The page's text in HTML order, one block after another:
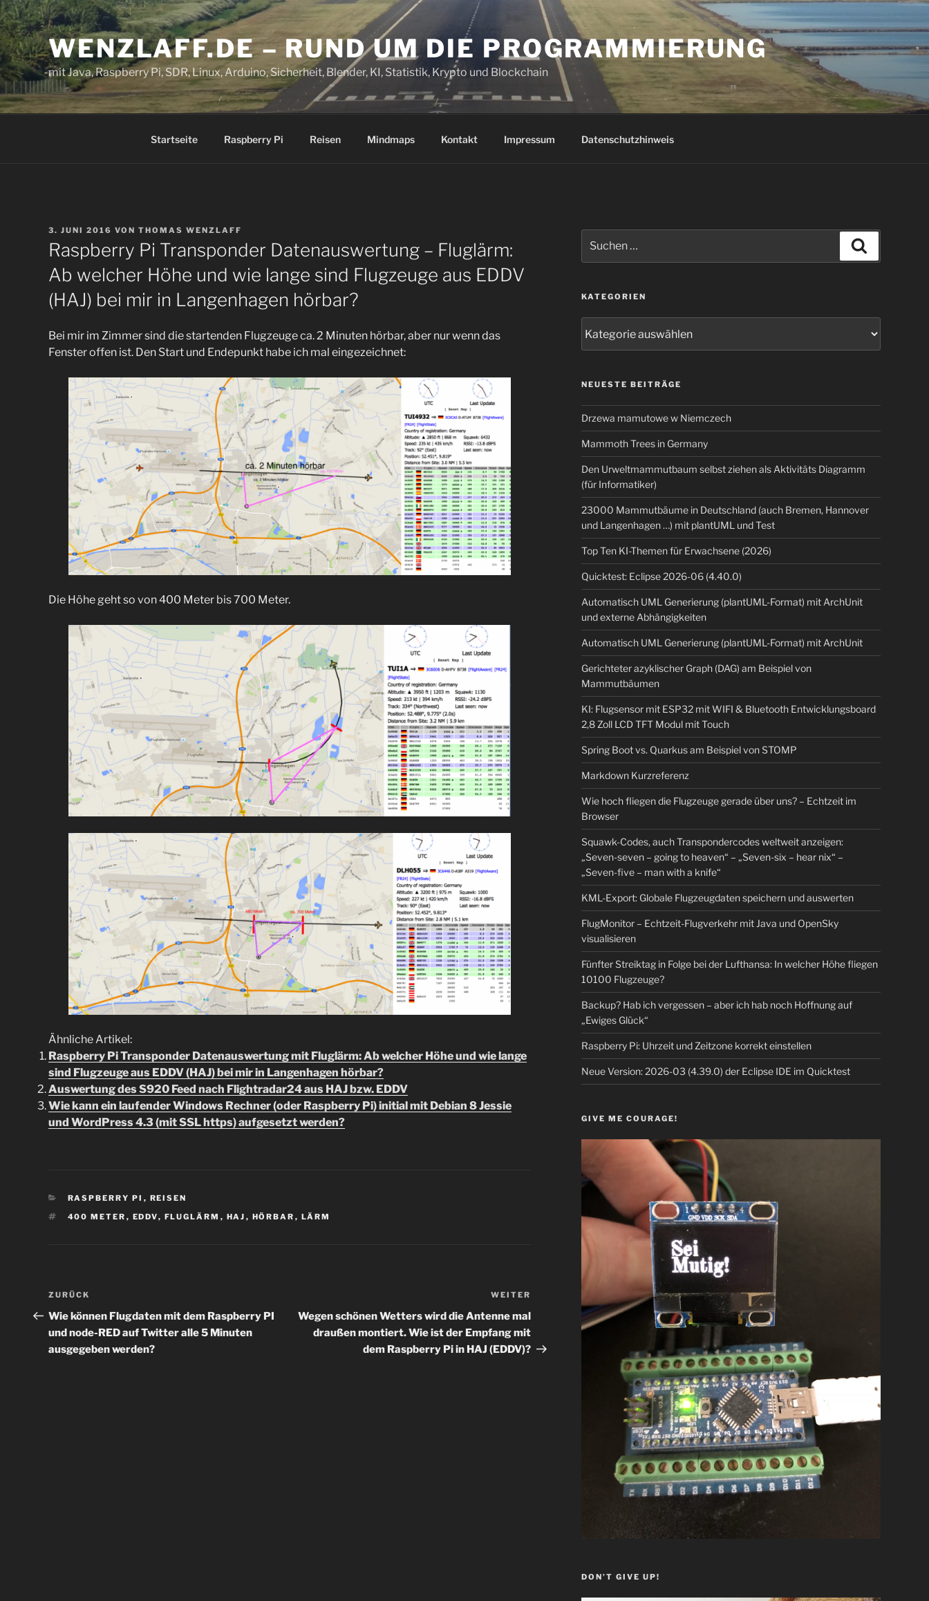
Zum
Inhalt
springen WENZLAFF.DE – RUND UM DIE PROGRAMMIERUNG
mit Java, Raspberry Pi, SDR, Linux, Arduino, Sicherheit, Blender, KI, Statistik, Krypto und Blockchain
Startseite Raspberry Pi Reisen Mindmaps Kontakt Impressum Datenschutzhinweis
VERÖFFENTLICHT
AM
3. JUNI 2016 VON THOMAS WENZLAFF
Raspberry Pi Transponder Datenauswertung – Fluglärm:
Ab welcher Höhe und wie lange sind Flugzeuge aus EDDV
(HAJ) bei mir in Langenhagen hörbar?
Bei mir im Zimmer sind die startenden Flugzeuge ca. 2 Minuten hörbar, aber nur wenn das
Fenster offen ist. Den Start und Endepunkt habe ich mal eingezeichnet:
Die Höhe geht so von 400 Meter bis 700 Meter.
Ähnliche Artikel:
Raspberry Pi Transponder Datenauswertung mit Fluglärm: Ab welcher Höhe und wie lange
sind Flugzeuge aus EDDV (HAJ) bei mir in Langenhagen hörbar?
Auswertung des S920 Feed nach Flightradar24 aus HAJ bzw. EDDV
Wie kann ein laufender Windows Rechner (oder Raspberry Pi) initial mit Debian 8 Jessie
und WordPress 4.3 (mit SSL https) aufgesetzt werden?
KATEGORIEN
RASPBERRY PI , REISEN
SCHLAGWÖRTER
400 METER , EDDV, FLUGLÄRM , HAJ , HÖRBAR , LÄRM
Beitragsnavigation
Vorheriger
Beitrag
ZURÜCK
Wie können Flugdaten mit dem Raspberry PI
und node-RED auf Twitter alle 5 Minuten
ausgegeben werden?
Beitrag
WEITER
Wegen schönen Wetters wird die Antenne mal
draußen montiert. Wie ist der Empfang mit
dem Raspberry Pi in HAJ (EDDV)?
nach:
KATEGORIEN
NEUESTE BEITRÄGE
Drzewa mamutowe w Niemczech
Mammoth Trees in Germany
Den Urweltmammutbaum selbst ziehen als Aktivitäts Diagramm
(für Informatiker)
23000 Mammutbäume in Deutschland (auch Bremen, Hannover
und Langenhagen …) mit plantUML und Test
Top Ten KI-Themen für Erwachsene (2026)
Quicktest: Eclipse 2026-06 (4.40.0)
Automatisch UML Generierung (plantUML-Format) mit ArchUnit
und externe Abhängigkeiten
Automatisch UML Generierung (plantUML-Format) mit ArchUnit
Gerichteter azyklischer Graph (DAG) am Beispiel von
Mammutbäumen
KI: Flugsensor mit ESP32 mit WIFI & Bluetooth Entwicklungsboard
2,8 Zoll LCD TFT Modul mit Touch
Spring Boot vs. Quarkus am Beispiel von STOMP
Markdown Kurzreferenz
Wie hoch fliegen die Flugzeuge gerade über uns? – Echtzeit im
Browser
Squawk-Codes, auch Transpondercodes weltweit anzeigen:
„Seven-seven – going to heaven“ – „Seven-six – hear nix“ –
„Seven-five – man with a knife“
KML-Export: Globale Flugzeugdaten speichern und auswerten
FlugMonitor – Echtzeit-Flugverkehr mit Java und OpenSky
visualisieren
Fünfter Streiktag in Folge bei der Lufthansa: In welcher Höhe fliegen
10100 Flugzeuge?
Backup? Hab ich vergessen – aber ich hab noch Hoffnung auf
„Ewiges Glück“
Raspberry Pi: Uhrzeit und Zeitzone korrekt einstellen
Neue Version: 2026-03 (4.39.0) der Eclipse IDE im Quicktest
GIVE ME COURAGE!
DON’T GIVE UP!